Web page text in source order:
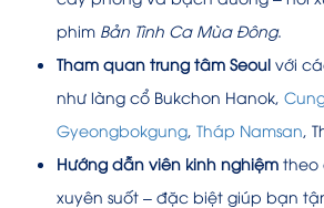
phim Bản Tình Ca Mùa Đông.
Tham quan trung tâm Seoul với
như làng cổ Bukchon Hanok,
Gyeongbokgung Tháp Namsan ,
Hướng dẫn viên kinh nghiệm theo
xuyên suốt – đặc biệt giúp bạn